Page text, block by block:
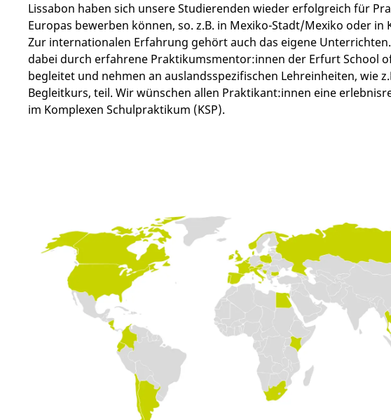
Lissabon haben sich unsere Studierenden wieder erfolgreich für
Europas bewerben können, so. z.B. in Mexiko-Stadt/Mexiko oder in
Zur internationalen Erfahrung gehört auch das eigene
dabei durch erfahrene Praktikumsmentor:innen der Erfurt School
begleitet und nehmen an auslandsspezifischen Lehreinheiten, wie
Begleitkurs, teil. Wir wünschen allen Praktikant:innen eine
im Komplexen Schulpraktikum (KSP).